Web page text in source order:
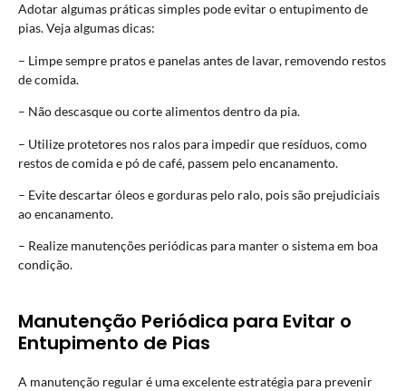
Adotar algumas práticas simples pode evitar o entupimento de
pias. Veja algumas dicas:
– Limpe sempre pratos e panelas antes de lavar, removendo restos
de comida.
– Não descasque ou corte alimentos dentro da pia.
– Utilize protetores nos ralos para impedir que resíduos, como
restos de comida e pó de café, passem pelo encanamento.
– Evite descartar óleos e gorduras pelo ralo, pois são prejudiciais
ao encanamento.
– Realize manutenções periódicas para manter o sistema em boa
condição.
Manutenção Periódica para Evitar o
Entupimento de Pias
A manutenção regular é uma excelente estratégia para prevenir